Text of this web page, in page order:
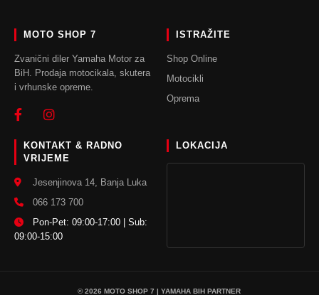
MOTO SHOP 7
Zvanični diler Yamaha Motor za
BiH. Prodaja motocikala, skutera
i vrhunske opreme.
ISTRAŽITE
Shop Online
Motocikli
Oprema
KONTAKT & RADNO
VRIJEME
Jesenjinova 14, Banja Luka
066 173 700
Pon-Pet: 09:00-17:00 | Sub:
09:00-15:00
LOKACIJA
© 2026 MOTO SHOP 7 | YAMAHA BIH PARTNER